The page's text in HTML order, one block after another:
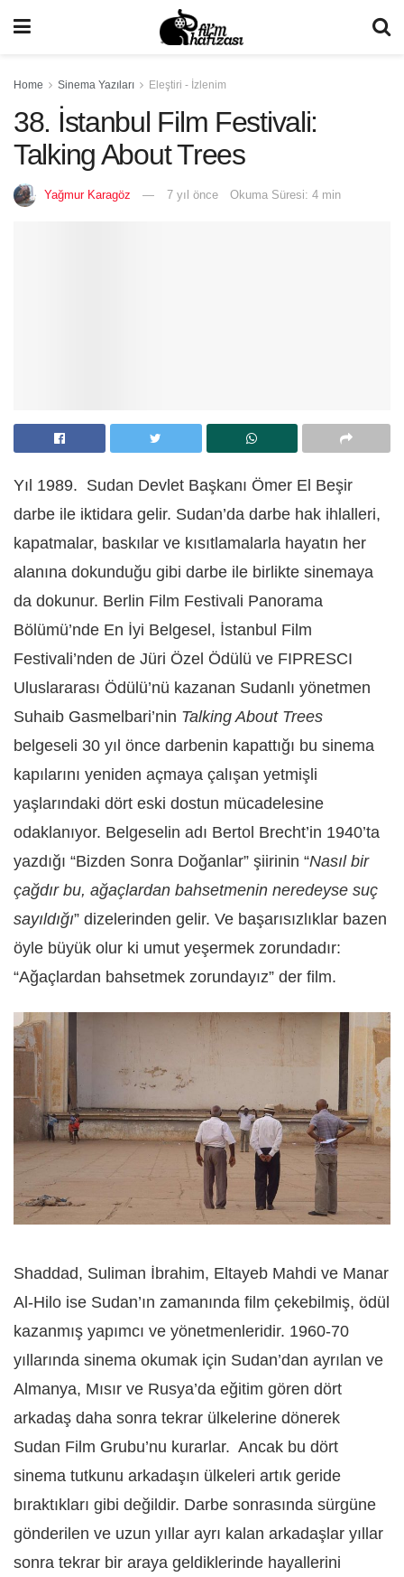
Home Sinema Yazıları Eleştiri - İzlenim
38. İstanbul Film Festivali:
Talking About Trees
Yağmur Karagöz 7 yıl önce Okuma Süresi: 4 min
Yıl 1989. Sudan Devlet Başkanı Ömer El Beşir
darbe ile iktidara gelir. Sudan’da darbe hak ihlalleri,
kapatmalar, baskılar ve kısıtlamalarla hayatın her
alanına dokunduğu gibi darbe ile birlikte sinemaya
da dokunur. Berlin Film Festivali Panorama
Bölümü’nde En İyi Belgesel, İstanbul Film
Festivali’nden de Jüri Özel Ödülü ve FIPRESCI
Uluslararası Ödülü’nü kazanan Sudanlı yönetmen
Suhaib Gasmelbari’nin Talking About Trees
belgeseli 30 yıl önce darbenin kapattığı bu sinema
kapılarını yeniden açmaya çalışan yetmişli
yaşlarındaki dört eski dostun mücadelesine
odaklanıyor. Belgeselin adı Bertol Brecht’in 1940’ta
yazdığı “Bizden Sonra Doğanlar” şiirinin “Nasıl bir
çağdır bu, ağaçlardan bahsetmenin neredeyse suç
sayıldığı” dizelerinden gelir. Ve başarısızlıklar bazen
öyle büyük olur ki umut yeşermek zorundadır:
“Ağaçlardan bahsetmek zorundayız” der film.
Shaddad, Suliman İbrahim, Eltayeb Mahdi ve Manar
Al-Hilo ise Sudan’ın zamanında film çekebilmiş, ödül
kazanmış yapımcı ve yönetmenleridir. 1960-70
yıllarında sinema okumak için Sudan’dan ayrılan ve
Almanya, Mısır ve Rusya’da eğitim gören dört
arkadaş daha sonra tekrar ülkelerine dönerek
Sudan Film Grubu’nu kurarlar. Ancak bu dört
sinema tutkunu arkadaşın ülkeleri artık geride
bıraktıkları gibi değildir. Darbe sonrasında sürgüne
gönderilen ve uzun yıllar ayrı kalan arkadaşlar yıllar
sonra tekrar bir araya geldiklerinde hayallerini